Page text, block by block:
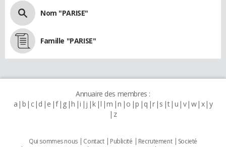
Nom "PARISE"
Famille "PARISE"
Annuaire des membres :
a b c d e f g h i j k l m n o p q r s t u v w x y
z
Qui sommes nous Contact Publicité Recrutement
Societé